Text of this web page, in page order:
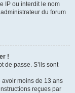
IP ou interdit le nom
du forum
!
de passe. S’ils sont
avoir moins de 13 ans
reçues par